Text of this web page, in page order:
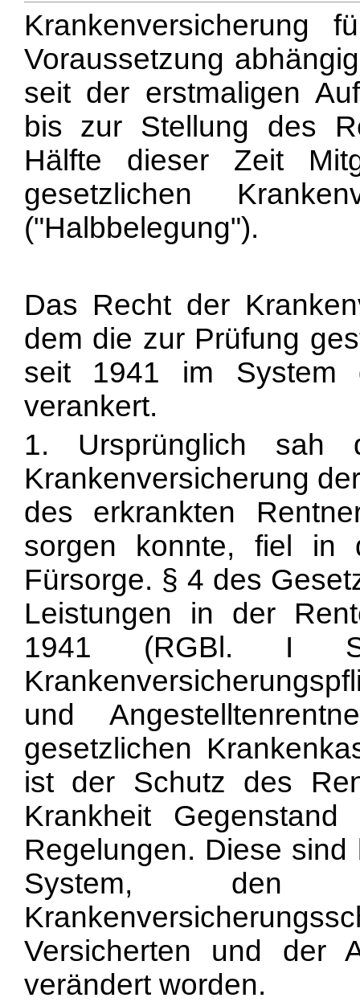
Krankenversicherung
Voraussetzung
seit der erstmaligen
bis zur Stellung des
Hälfte dieser Zeit
gesetzlichen
("Halbbelegung").
Das Recht der
dem die zur Prüfung
seit 1941 im System
verankert.
1. Ursprünglich sah
Krankenversicherung
des erkrankten
sorgen konnte, fiel in
Fürsorge. § 4 des
Leistungen in der
1941 (RGBl. I
und
gesetzlichen
ist der Schutz des
Krankheit Gegenstand
Regelungen. Diese
System, den
Versicherten und der
verändert worden.